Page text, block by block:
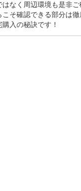
なく周辺環境も是非
こそ確認できる部分は
入の秘訣です！